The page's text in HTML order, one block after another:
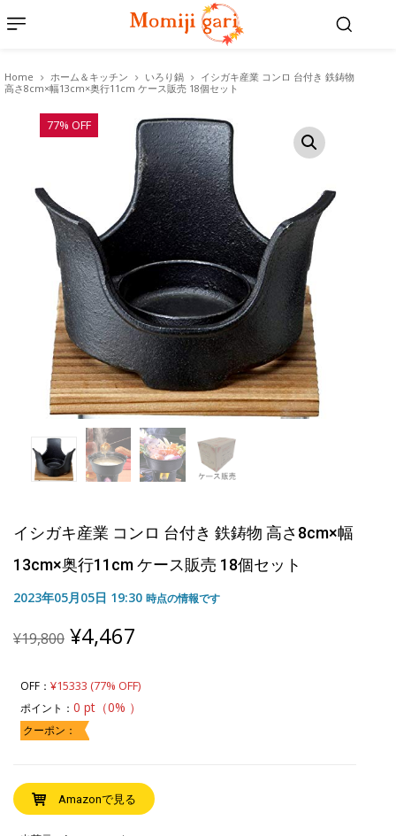
Home ホーム＆キッチン いろり鍋
イシガキ産業 コンロ 台付き 鉄鋳物
高さ8cm×幅13cm×奥行11cm ケース販売 18個セット
77% OFF
イシガキ産業 コンロ 台付き 鉄鋳物 高さ8cm×幅
13cm×奥行11cm ケース販売 18個セット
2023年05月05日 19:30 時点の情報です
¥19,800 Original
price
¥19,800.
¥4,467
¥4,467.
OFF： ¥15333 (77% OFF)
ポイント： 0 pt（0% ）
クーポン：
Amazonで見る